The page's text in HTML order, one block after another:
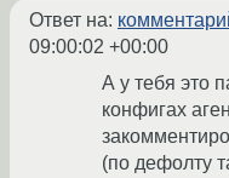
Ответ на:
09:00:02 +00:00
А у тебя это
конфигах
(по дефолту